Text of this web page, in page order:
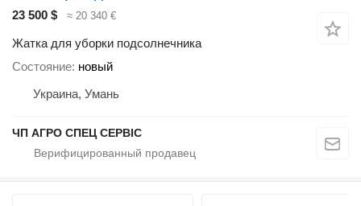
23 500 $
≈ 20 340 €
Жатка для уборки подсолнечника
Состояние новый
Украина, Умань
ЧП АГРО СПЕЦ СЕРВІС